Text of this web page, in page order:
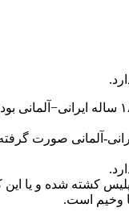
خبرگزاری‌ها در حالی از تیراندازی در مرکز خرید المپیا در شمال شهر مونیخ خبر
عاملان این حمله مرگبار سه تن اعلام شده بود اما حالا پلیس مونیخ اعلام
کشته شده و یا این